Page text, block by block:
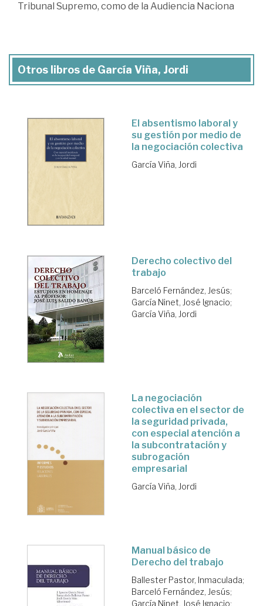
Tribunal Supremo, como de la Audiencia Naciona
Otros libros de García Viña, Jordi
El absentismo laboral y
su gestión por medio de
la negociación colectiva
García Viña, Jordi
Derecho colectivo del
trabajo
Barceló Fernández, Jesús;
García Ninet, José Ignacio;
García Viña, Jordi
La negociación
colectiva en el sector de
la seguridad privada,
con especial atención a
la subcontratación y
subrogación
empresarial
García Viña, Jordi
Manual básico de
Derecho del trabajo
Ballester Pastor, Inmaculada;
Barceló Fernández, Jesús;
García Ninet, José Ignacio;